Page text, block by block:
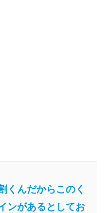
くんだからこのく
ンがあるとしてお